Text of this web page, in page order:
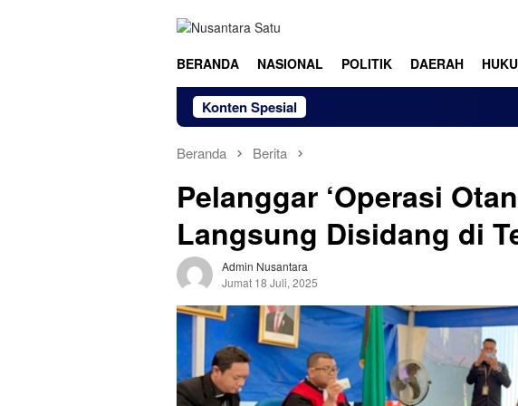
BERANDA NASIONAL POLITIK DAERAH
Konten Spesial
Beranda Berita
Pelanggar ‘Operasi
Langsung Disidang di
Admin Nusantara
Jumat 18 Juli, 2025